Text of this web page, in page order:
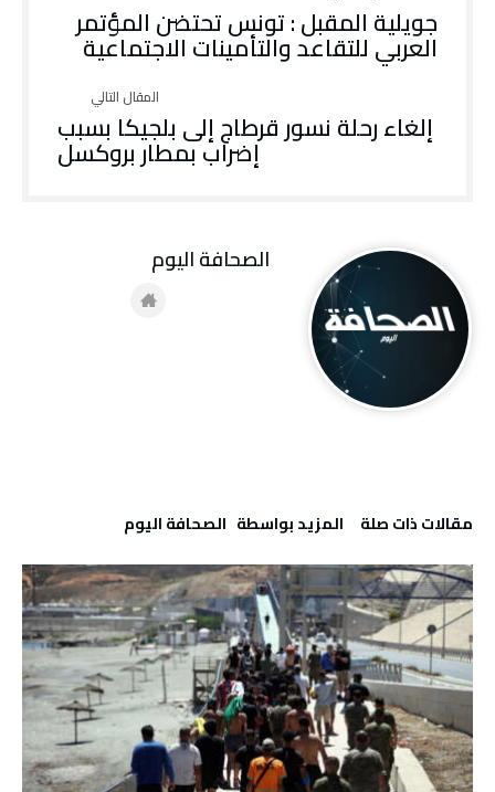
جويلية المقبل : تونس تحتضن المؤتمر
العربي للتقاعد والتأمينات الاجتماعية
إلغاء رحلة نسور قرطاج إلى بلجيكا بسبب
إضراب بمطار بروكسل
‫مقالات ذات صلة‬ ‫‫المزيد بواسطة‬ ‬ ‭ ‬الصحافة‭ ‬اليوم